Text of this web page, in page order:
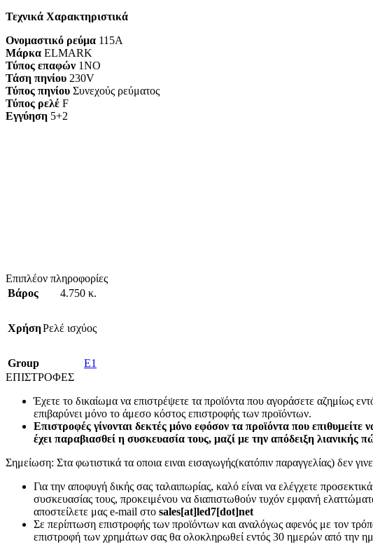
Τεχνικά Χαρακτηριστικά
Ονομαστικό ρεύμα 115A
Μάρκα ELMARK
Τύπος επαφών 1NO
Τάση πηνίου 230V
Τύπος πηνίου Συνεχούς ρεύματος
Τύπος ρελέ F
Εγγύηση 5+2
Επιπλέον πληροφορίες
Βάρος
4.750 κ.
ΧρήσηΡελέ ισχύος
Group
E1
ΕΠΙΣΤΡΟΦΕΣ
Έχετε το δικαίωμα να επιστρέψετε τα προϊόντα που αγοράσετε αζημίως
επιβαρύνει μόνο το άμεσο κόστος επιστροφής των προϊόντων.
Επιστροφές γίνονται δεκτές μόνο εφόσον τα προϊόντα που
έχει παραβιασθεί η συσκευασία τους, μαζί με την απόδειξη λιανικής
Σημείωση: Στα φωτιστικά τα οποια ειναι εισαγωγής(κατόπιν παραγγελίας) δεν
Για την αποφυγή δικής σας ταλαιπωρίας, καλό είναι να ελέγχετε
συσκευασίας τους, προκειμένου να διαπιστωθούν τυχόν εμφανή
αποστείλετε μας e-mail στο sales[at]led7[dot]net
Σε περίπτωση επιστροφής των προϊόντων και αναλόγως αφενός με τον
επιστροφή των χρημάτων σας θα ολοκληρωθεί εντός 30 ημερών από την